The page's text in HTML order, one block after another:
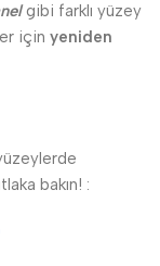
gibi farklı yüzey
için yeniden
bakın! :